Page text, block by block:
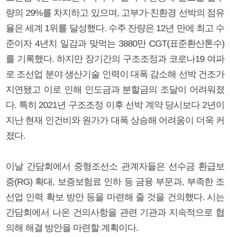
량의 29%를 차지하고 있으며, 고부가·친환경 선박의 점유
율은 세계 1위를 달성했다. 수주 잔량은 12년 만에 최고 수
준이자 4년치 일감과 맞먹는 3880만 CGT(표준환산톤수)
를 기록했다. 하지만 장기간의 구조조정과 코로나19 여파
로 조선업 분야 생산기술 인력이 대폭 감소해 선박 건조가
지연됐고 이로 인해 인도금과 분할금의 조달이 어려워졌
다. 특히 2021년 구조조정 이후 선박 계약 당시보다 2년이
지난 현재 인건비와 원가가 대폭 상승해 어려움이 더욱 커
졌다.
이날 간담회에서 중형조선소 관계자들은 선수금 환급보
증(RG) 확대, 보증보험료 인하 등 금융 부문과, 부족한 조
선업 인력 확보 방안 등을 마련해 줄 것을 건의했다. 시는
간담회에서 나온 건의사항을 관련 기관과 지속적으로 협
의해 해결 방안을 마련할 계획이다.